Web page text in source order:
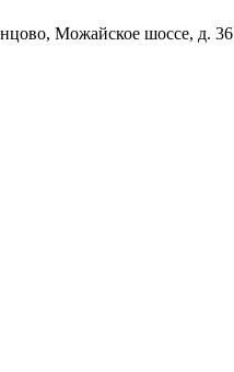
Можайское шоссе, д. 36